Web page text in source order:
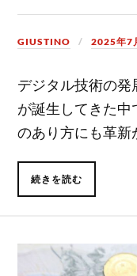
GIUSTINO 2025年7
デジタル技術の
が誕生してきた
のあり方にも革新
続きを読む